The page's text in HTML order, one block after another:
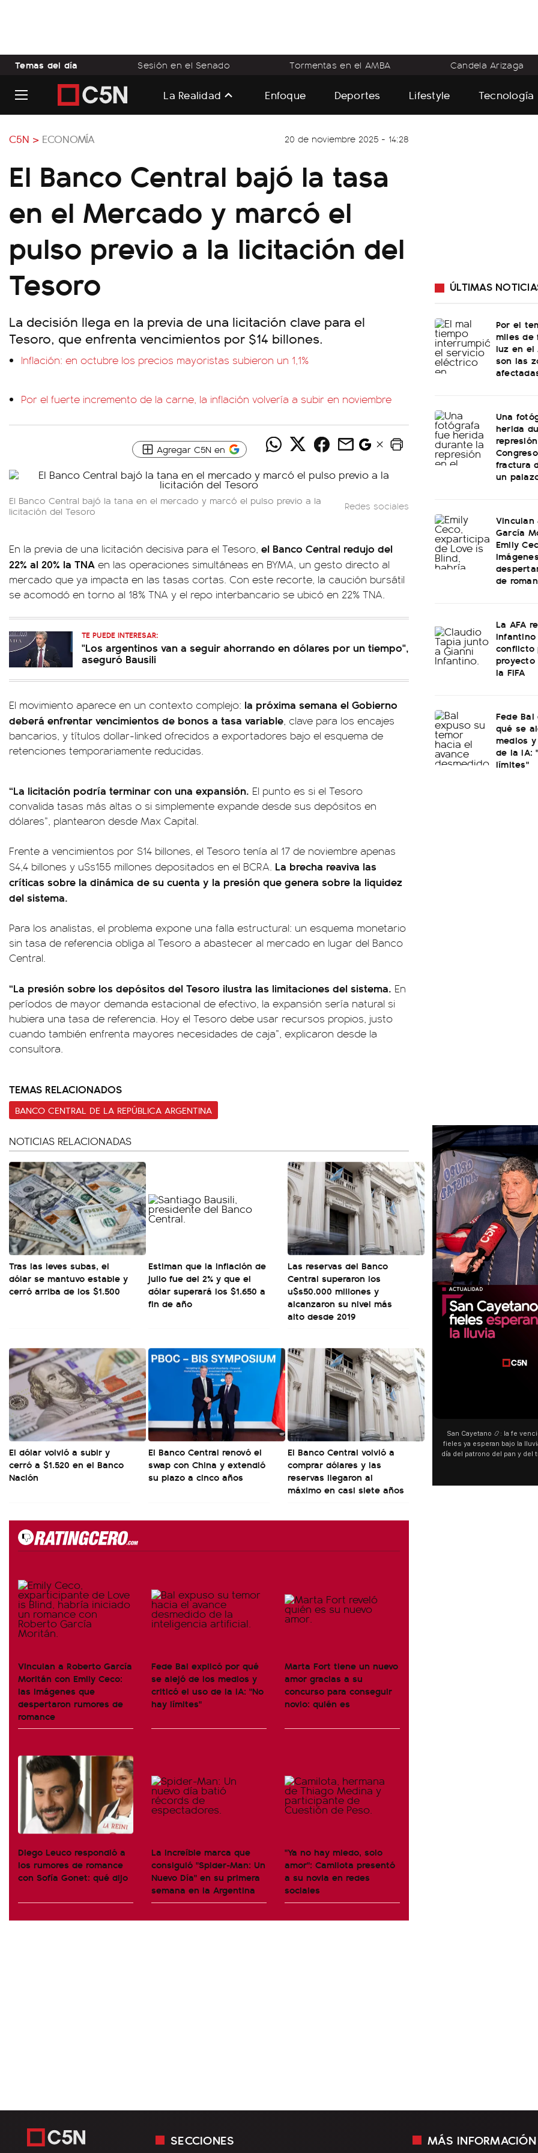
Temas del día Sesión en el Senado Tormentas en el AMBA Candela Arizaga
La Realidad Enfoque Deportes Lifestyle Tecnología
C5N > ECONOMÍA 20 de noviembre 2025 - 14:28
El Banco Central bajó la tasa
en el Mercado y marcó el
pulso previo a la licitación del
Tesoro
La decisión llega en la previa de una licitación clave para el
Tesoro, que enfrenta vencimientos por $14 billones.
Inflación: en octubre los precios mayoristas subieron un 1,1%
Por el fuerte incremento de la carne, la inflación volvería a subir en noviembre
Agregar C5N en
El Banco Central bajó la tana en el mercado y marcó el pulso previo a la
licitación del Tesoro
Redes sociales
En la previa de una licitación decisiva para el Tesoro, el Banco Central redujo del
22% al 20% la TNA en las operaciones simultáneas en BYMA, un gesto directo al
mercado que ya impacta en las tasas cortas. Con este recorte, la caución bursátil
se acomodó en torno al 18% TNA y el repo interbancario se ubicó en 22% TNA.
TE PUEDE INTERESAR:
"Los argentinos van a seguir ahorrando en dólares por un tiempo",
aseguró Bausili
El movimiento aparece en un contexto complejo: la próxima semana el Gobierno
deberá enfrentar vencimientos de bonos a tasa variable, clave para los encajes
bancarios, y títulos dollar-linked ofrecidos a exportadores bajo el esquema de
retenciones temporariamente reducidas.
“La licitación podría terminar con una expansión. El punto es si el Tesoro
convalida tasas más altas o si simplemente expande desde sus depósitos en
dólares”, plantearon desde Max Capital.
Frente a vencimientos por $14 billones, el Tesoro tenía al 17 de noviembre apenas
$4,4 billones y u$s155 millones depositados en el BCRA. La brecha reaviva las
críticas sobre la dinámica de su cuenta y la presión que genera sobre la liquidez
del sistema.
Para los analistas, el problema expone una falla estructural: un esquema monetario
sin tasa de referencia obliga al Tesoro a abastecer al mercado en lugar del Banco
Central.
“La presión sobre los depósitos del Tesoro ilustra las limitaciones del sistema. En
períodos de mayor demanda estacional de efectivo, la expansión sería natural si
hubiera una tasa de referencia. Hoy el Tesoro debe usar recursos propios, justo
cuando también enfrenta mayores necesidades de caja”, explicaron desde la
consultora.
TEMAS RELACIONADOS
BANCO CENTRAL DE LA REPÚBLICA ARGENTINA
NOTICIAS RELACIONADAS
Tras las leves subas, el
dólar se mantuvo estable y
cerró arriba de los $1.500
Estiman que la inflación de
julio fue del 2% y que el
dólar superará los $1.650 a
fin de año
Las reservas del Banco
Central superaron los
u$s50.000 millones y
alcanzaron su nivel más
alto desde 2019
El dólar volvió a subir y
cerró a $1.520 en el Banco
Nación
El Banco Central renovó el
swap con China y extendió
su plazo a cinco años
El Banco Central volvió a
comprar dólares y las
reservas llegaron al
máximo en casi siete años
Vinculan a Roberto García
Moritán con Emily Ceco:
las imágenes que
despertaron rumores de
romance
Fede Bal explicó por qué
se alejó de los medios y
criticó el uso de la IA: "No
hay límites"
Marta Fort tiene un nuevo
amor gracias a su
concurso para conseguir
novio: quién es
Diego Leuco respondió a
los rumores de romance
con Sofía Gonet: qué dijo
La increíble marca que
consiguió "Spider-Man: Un
Nuevo Día" en su primera
semana en la Argentina
"Ya no hay miedo, solo
amor": Camilota presentó
a su novia en redes
sociales
ÚLTIMAS
Por el
miles de
luz en el
son las
Una
herida
fractura
un
Vinculan
García
Emily
de
La AFA
conflicto
proyecto
la FIFA
Fede
qué se
medios
de la IA:
límites"
San Cayetano 📿: la fe venció
fieles ya esperan bajo la lluvia
día del patrono del pan y del
y pedir. 🎙️
SECCIONES MÁS INFORMACIÓN